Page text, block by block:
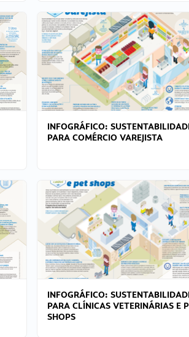
INFOGRÁFICO:
PARA COMÉRCIO VAREJISTA
INFOGRÁFICO:
PARA CLÍNICAS VETERINÁRIAS E
SHOPS